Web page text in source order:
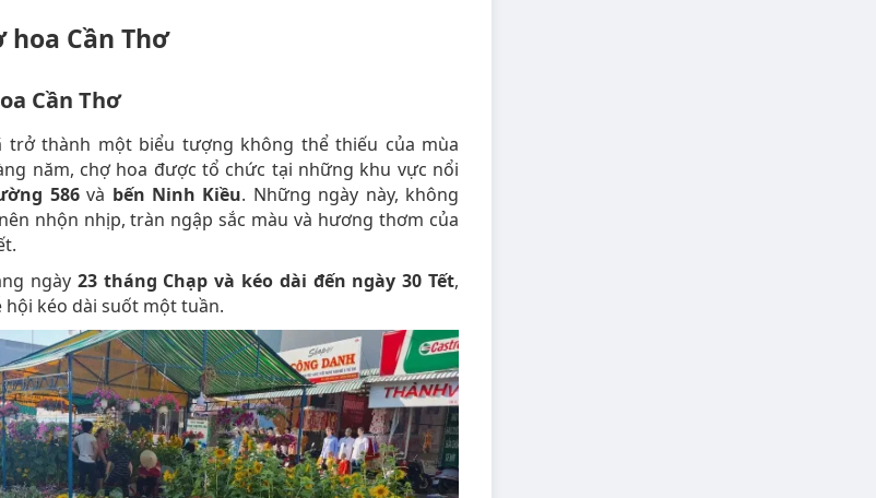
hoa Cần Thơ
Cần Thơ
trở thành một biểu tượng không thể thiếu của mùa
năm, chợ hoa được tổ chức tại những khu vực nổi
586và bến Ninh Kiều. Những ngày này, không
nhộn nhịp, tràn ngập sắc màu và hương thơm của
ngày 23 tháng Chạp và kéo dài đến ngày 30 Tết,
kéo dài suốt một tuần.